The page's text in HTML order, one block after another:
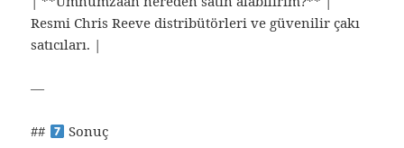
Resmi Chris Reeve distribütörleri ve güvenilir çakı
satıcıları. |
—
## Sonuç